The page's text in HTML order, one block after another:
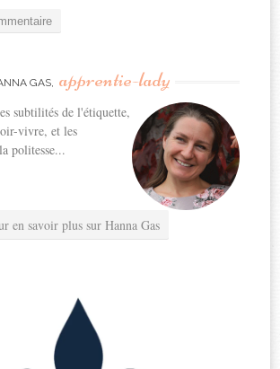
GAS, apprentie-lady
subtilités de l'étiquette,
vivre, et les
politesse...
en savoir plus sur Hanna Gas